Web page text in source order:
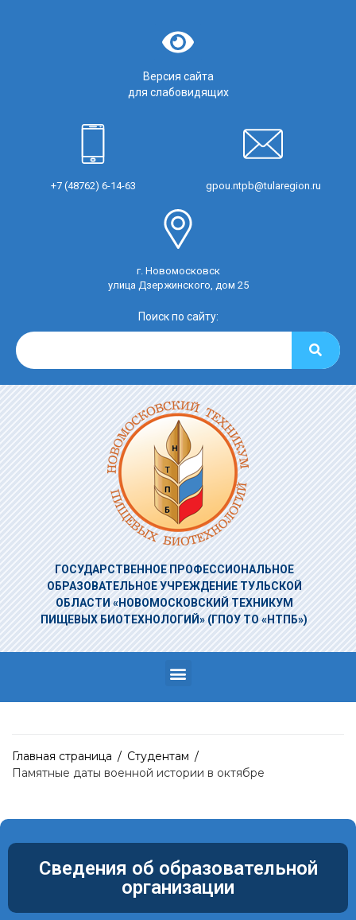
Версия сайта
для слабовидящих
+7 (48762) 6-14-63 gpou.ntpb@tularegion.ru
г. Новомосковск
улица Дзержинского, дом 25
Поиск по сайту:
ГОСУДАРСТВЕННОЕ ПРОФЕССИОНАЛЬНОЕ
ОБРАЗОВАТЕЛЬНОЕ УЧРЕЖДЕНИЕТУЛЬСКОЙ
ОБЛАСТИ «НОВОМОСКОВСКИЙ ТЕХНИКУМ
ПИЩЕВЫХ БИОТЕХНОЛОГИЙ» (ГПОУ ТО «НТПБ»)
Главная страница / Студентам /
Памятные даты военной истории в октябре
Сведения об образовательной
организации